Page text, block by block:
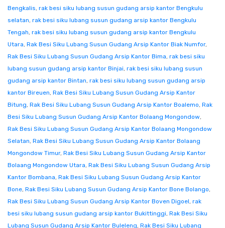
Bengkalis, rak besi siku lubang susun gudang arsip kantor Bengkulu
selatan, rak besi siku lubang susun gudang arsip kantor Bengkulu
Tengah, rak besi siku lubang susun gudang arsip kantor Bengkulu
Utara, Rak Besi Siku Lubang Susun Gudang Arsip Kantor Biak Numfor,
Rak Besi Siku Lubang Susun Gudang Arsip Kantor Bima, rak besi siku
lubang susun gudang arsip kantor Binjai, rak besi siku lubang susun
gudang arsip kantor Bintan, rak besi siku lubang susun gudang arsip
kantor Bireuen, Rak Besi Siku Lubang Susun Gudang Arsip Kantor
Bitung, Rak Besi Siku Lubang Susun Gudang Arsip Kantor Boalemo, Rak
Besi Siku Lubang Susun Gudang Arsip Kantor Bolaang Mongondow,
Rak Besi Siku Lubang Susun Gudang Arsip Kantor Bolaang Mongondow
Selatan, Rak Besi Siku Lubang Susun Gudang Arsip Kantor Bolaang
Mongondow Timur, Rak Besi Siku Lubang Susun Gudang Arsip Kantor
Bolaang Mongondow Utara, Rak Besi Siku Lubang Susun Gudang Arsip
Kantor Bombana, Rak Besi Siku Lubang Susun Gudang Arsip Kantor
Bone, Rak Besi Siku Lubang Susun Gudang Arsip Kantor Bone Bolango,
Rak Besi Siku Lubang Susun Gudang Arsip Kantor Boven Digoel, rak
besi siku lubang susun gudang arsip kantor Bukittinggi, Rak Besi Siku
Lubang Susun Gudang Arsip Kantor Buleleng, Rak Besi Siku Lubang